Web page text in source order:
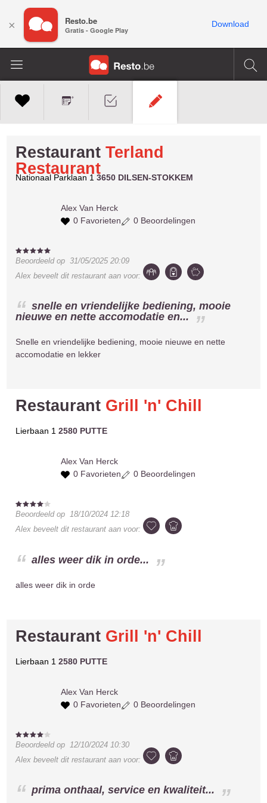
Restaurant Terland
Restaurant
Nationaal Parklaan 13650 DILSEN-STOKKEM
Alex Van Herck
0 Favorieten
0 Beoordelingen
Beoordeeld op31/05/2025 20:09
Alex beveelt dit restaurant aan voor:
snelle en vriendelijke bediening, mooie
nieuwe en nette accomodatie en...
Snelle en vriendelijke bediening, mooie nieuwe en nette
accomodatie en lekker
Restaurant Grill 'n' Chill
Lierbaan 12580 PUTTE
Alex Van Herck
0 Favorieten
0 Beoordelingen
Beoordeeld op18/10/2024 12:18
Alex beveelt dit restaurant aan voor:
alles weer dik in orde...
alles weer dik in orde
Restaurant Grill 'n' Chill
Lierbaan 12580 PUTTE
Alex Van Herck
0 Favorieten
0 Beoordelingen
Beoordeeld op
12/10/2024 10:30
Alex beveelt dit restaurant aan voor:
prima onthaal, service en kwaliteit...
× Resto.be
Gratis - Google Play
Download